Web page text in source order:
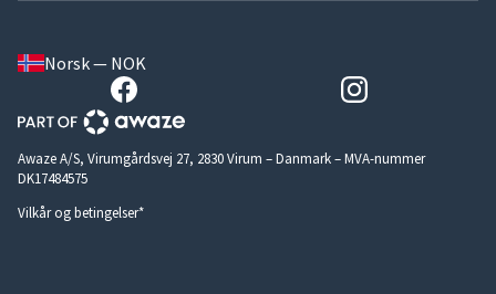
Norsk — NOK
Awaze A/S, Virumgårdsvej 27, 2830 Virum – Danmark – MVA-nummer
DK17484575
Vilkår og betingelser*